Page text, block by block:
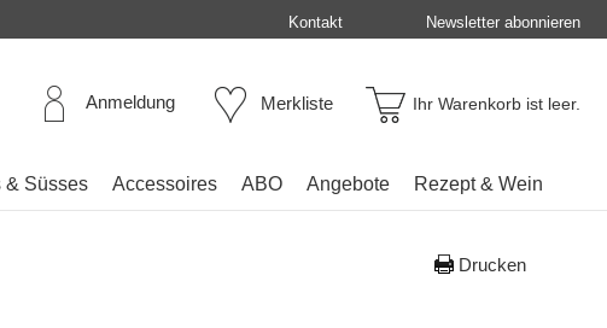
Kontakt Newsletter abonnieren
Anmeldung Merkliste Ihr Warenkorb ist leer.
& Süsses Accessoires ABO Angebote Rezept & Wein
Drucken